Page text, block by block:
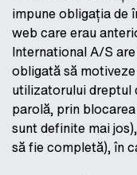
impune obligația de
web care erau
International A/S
obligată să
utilizatorului dreptul
parolă, prin
sunt definite mai
să fie completă), în